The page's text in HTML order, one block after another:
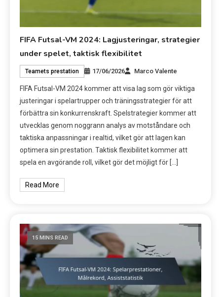
FIFA Futsal-VM 2024: Lagjusteringar, strategier
under spelet, taktisk flexibilitet
Teamets prestation 17/06/2026 Marco Valente
FIFA Futsal-VM 2024 kommer att visa lag som gör viktiga
justeringar i spelartrupper och träningsstrategier för att
förbättra sin konkurrenskraft. Spelstrategier kommer att
utvecklas genom noggrann analys av motståndare och
taktiska anpassningar i realtid, vilket gör att lagen kan
optimera sin prestation. Taktisk flexibilitet kommer att
spela en avgörande roll, vilket gör det möjligt för […]
Read More
15 MINS READ